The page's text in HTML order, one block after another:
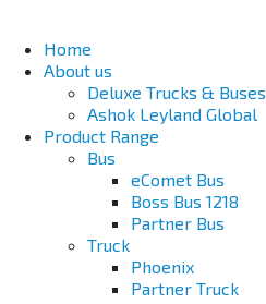
Home
About us
Deluxe Trucks & Buses
Ashok Leyland Global
Product Range
Bus
eComet Bus
Boss Bus 1218
Partner Bus
Truck
Phoenix
Partner Truck